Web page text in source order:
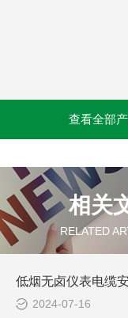
查看全部
相关
RELATED
2024-07-16